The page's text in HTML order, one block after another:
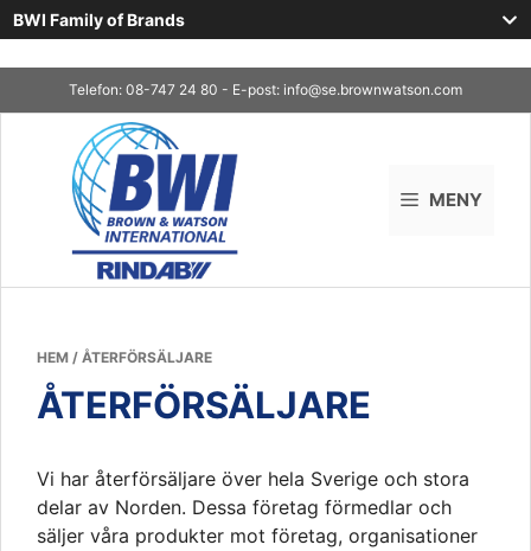
BWI Family of Brands
to
Telefon: 08-747 24 80 - E-post: info@se.brownwatson.com
MENY
HEM / ÅTERFÖRSÄLJARE
ÅTERFÖRSÄLJARE
Vi har återförsäljare över hela Sverige och stora
delar av Norden. Dessa företag förmedlar och
säljer våra produkter mot företag, organisationer